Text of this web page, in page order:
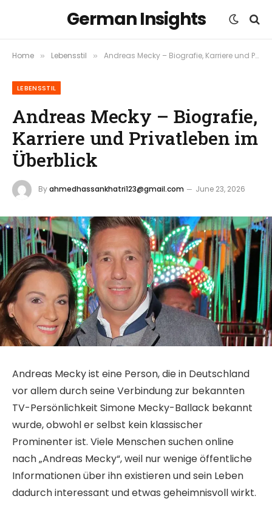
German Insights
Home » Lebensstil » Andreas Mecky – Biografie, Karriere und Privatleben im Überblick
LEBENSSTIL
Andreas Mecky – Biografie,
Karriere und Privatleben im
Überblick
Byahmedhassankhatri123@gmail.com June 23, 2026
Andreas Mecky ist eine Person, die in Deutschland
vor allem durch seine Verbindung zur bekannten
TV-Persönlichkeit Simone Mecky-Ballack bekannt
wurde, obwohl er selbst kein klassischer
Prominenter ist. Viele Menschen suchen online
nach „Andreas Mecky“, weil nur wenige öffentliche
Informationen über ihn existieren und sein Leben
dadurch interessant und etwas geheimnisvoll wirkt.